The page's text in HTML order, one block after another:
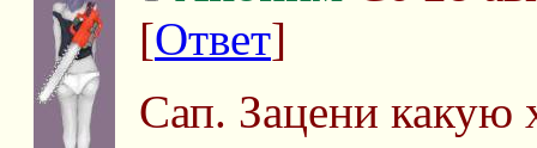
[Ответ]
Сап. Зацени